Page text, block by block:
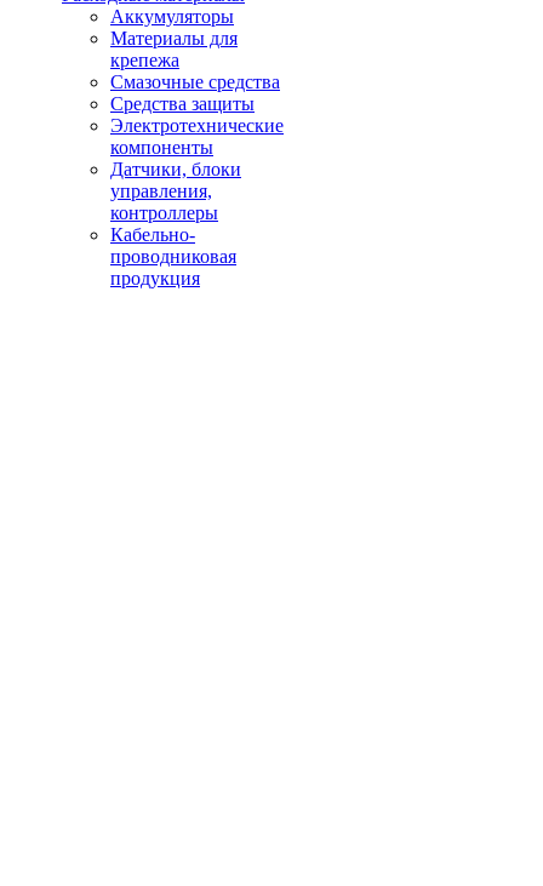
Аккумуляторы
Материалы для
крепежа
Смазочные средства
Средства защиты
Электротехнические
компоненты
Датчики, блоки
управления,
контроллеры
Кабельно-
проводниковая
продукция